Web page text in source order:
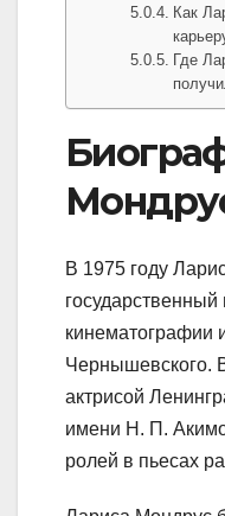
Как
Где
В 1975 году
государственный
кинематографии
Чернышевского.
актрисой
имени Н. П.
ролей в пьесах